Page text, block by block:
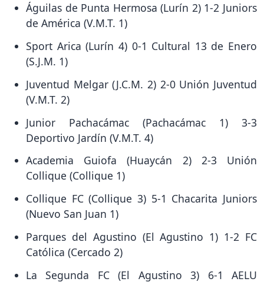
Águilas de Punta Hermosa (Lurín 2) 1-2 Juniors
de América (V.M.T. 1)
Sport Arica (Lurín 4) 0-1 Cultural 13 de Enero
(S.J.M. 1)
Juventud Melgar (J.C.M. 2) 2-0 Unión Juventud
(V.M.T. 2)
Junior Pachacámac (Pachacámac 1) 3-3
Deportivo Jardín (V.M.T. 4)
Academia Guiofa (Huaycán 2) 2-3 Unión
Collique (Collique 1)
Collique FC (Collique 3) 5-1 Chacarita Juniors
(Nuevo San Juan 1)
Parques del Agustino (El Agustino 1) 1-2 FC
Católica (Cercado 2)
La Segunda FC (El Agustino 3) 6-1 AELU